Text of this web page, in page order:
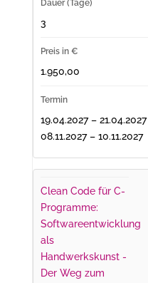
3
1.950,00
19.04.2027 – 21.04.2027
08.11.2027 – 10.11.2027
Clean Code für C-
Programme:
Softwareentwicklung
als
Handwerkskunst -
Der Weg zum